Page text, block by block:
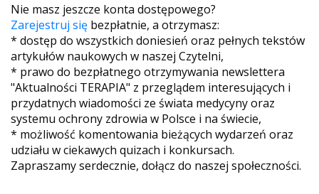
Nie masz jeszcze konta dostępowego?
Zarejestruj się bezpłatnie, a otrzymasz:
* dostęp do wszystkich doniesień oraz pełnych tekstów
artykułów naukowych w naszej Czytelni,
* prawo do bezpłatnego otrzymywania newslettera
"Aktualności TERAPIA" z przeglądem interesujących i
przydatnych wiadomości ze świata medycyny oraz
systemu ochrony zdrowia w Polsce i na świecie,
* możliwość komentowania bieżących wydarzeń oraz
udziału w ciekawych quizach i konkursach.
Zapraszamy serdecznie, dołącz do naszej społeczności.